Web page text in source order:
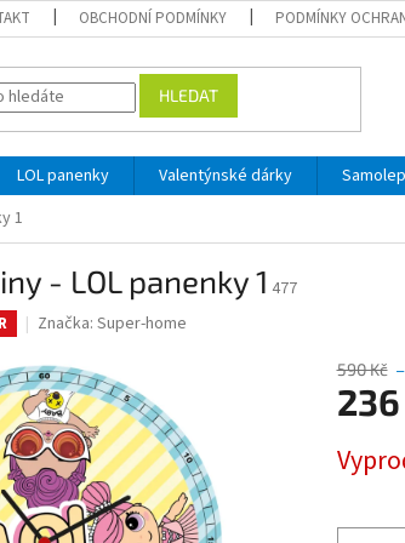
OBCHODNÍ PODMÍNKY PODMÍNKY
HLEDAT
LOL panenky Valentýnské dárky
1
- LOL panenky 1 477
Značka: Super-home
590 Kč
cena: